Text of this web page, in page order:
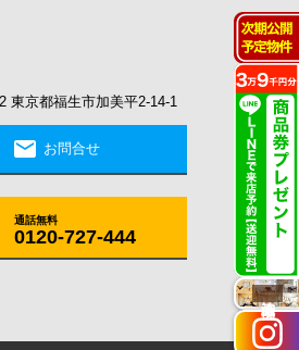
東京都福生市加美平2-14-1
mail お問合せ
通話無料
0120-727-444
施工実例